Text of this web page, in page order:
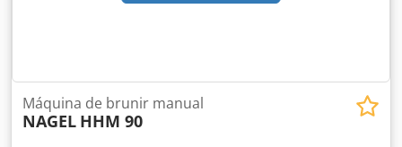
Máquina de brunir manual
NAGEL HHM 90